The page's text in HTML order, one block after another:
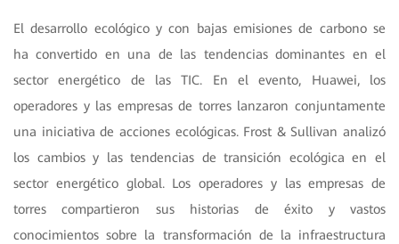
El desarrollo ecológico y con bajas emisiones de carbono se
ha convertido en una de las tendencias dominantes en el
sector energético de las TIC. En el evento, Huawei, los
operadores y las empresas de torres lanzaron conjuntamente
una iniciativa de acciones ecológicas. Frost & Sullivan analizó
los cambios y las tendencias de transición ecológica en el
sector energético global. Los operadores y las empresas de
torres compartieron sus historias de éxito y vastos
conocimientos sobre la transformación de la infraestructura